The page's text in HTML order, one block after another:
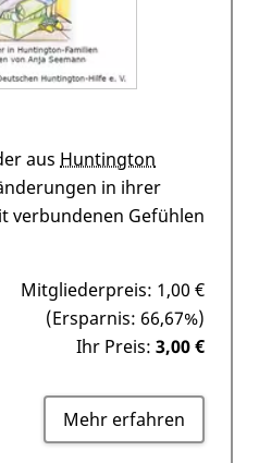
aus Huntington
in ihrer
verbundenen Gefühlen
Mitgliederpreis: 1,00 €
(Ersparnis: 66,67%)
Ihr Preis: 3,00 €
Mehr erfahren